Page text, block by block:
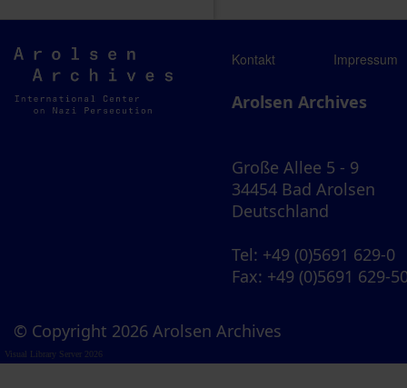
Arolsen
Archives
Kontakt Impressum
Arolsen Archives
Große Allee 5 - 9
34454 Bad Arolsen
Deutschland
Tel: +49 (0)5691 629-0
Fax: +49 (0)5691 629-
© Copyright 2026 Arolsen Archives
Visual Library Server 2026